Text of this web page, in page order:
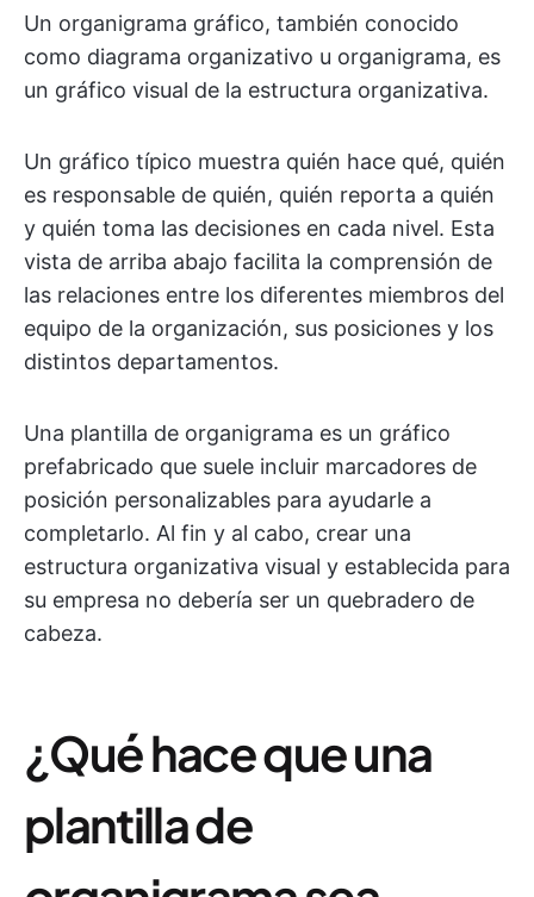
Un organigrama gráfico, también conocido
como diagrama organizativo u organigrama, es
un gráfico visual de la estructura organizativa.
Un gráfico típico muestra quién hace qué, quién
es responsable de quién, quién reporta a quién
y quién toma las decisiones en cada nivel. Esta
vista de arriba abajo facilita la comprensión de
las relaciones entre los diferentes miembros del
equipo de la organización, sus posiciones y los
distintos departamentos.
Una plantilla de organigrama es un gráfico
prefabricado que suele incluir marcadores de
posición personalizables para ayudarle a
completarlo. Al fin y al cabo, crear una
estructura organizativa visual y establecida para
su empresa no debería ser un quebradero de
cabeza.
¿Qué hace que una
plantilla de